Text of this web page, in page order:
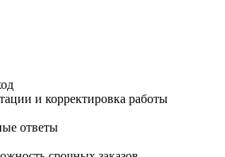
и корректировка работы
ответы